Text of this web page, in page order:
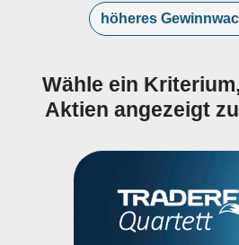
höheres
Wähle ein
Aktien angezeigt